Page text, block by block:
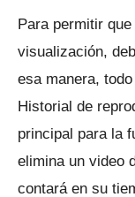
Para permitir
visualización,
esa manera,
Historial de
principal para la
elimina un video
contará en su